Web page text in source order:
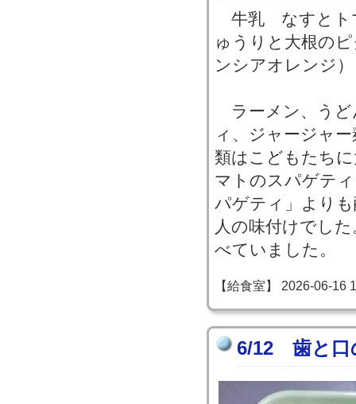
牛乳 なすとト
ゅうりと大根の
ンシアオレンジ）
ラーメン、うど
ィ、ジャージャ
類はこどもたち
マトのスパゲテ
パゲティ」より
人の味付けでし
べていました。
【給食室】 2026-06-16
6/12 歯と口